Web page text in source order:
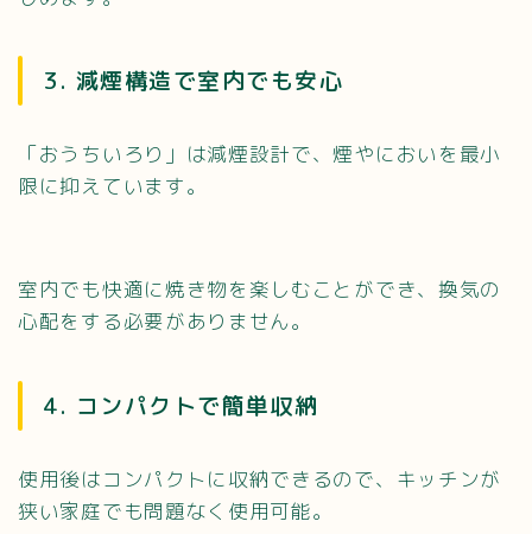
3. 減煙構造で室内でも安心
「おうちいろり」は減煙設計で、煙やにおいを最小
限に抑えています。
室内でも快適に焼き物を楽しむことができ、換気の
心配をする必要がありません。
4. コンパクトで簡単収納
使用後はコンパクトに収納できるので、キッチンが
狭い家庭でも問題なく使用可能。